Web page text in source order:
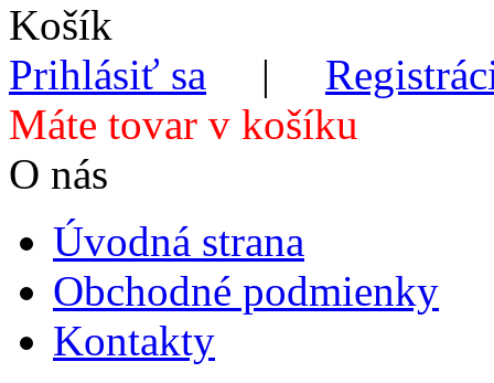
Košík
Prihlásiť sa |
Máte tovar v košíku
O nás
Úvodná strana
Obchodné podmienky
Kontakty